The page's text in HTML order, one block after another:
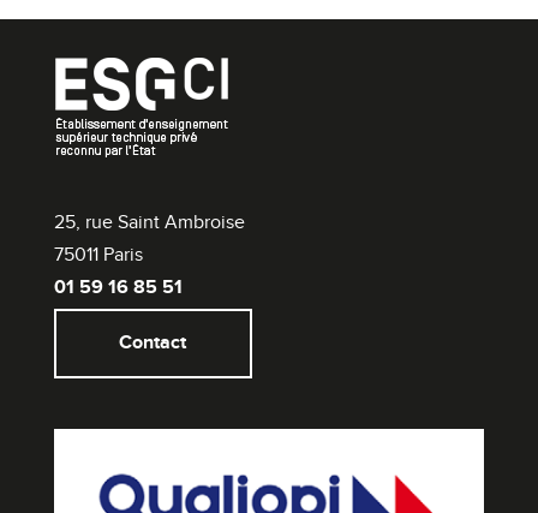
25, rue Saint Ambroise
75011 Paris
01 59 16 85 51
Contact